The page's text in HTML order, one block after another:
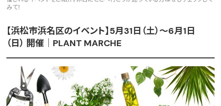
みて！
【浜松市浜名区のイベント】5月31日（土）～6月1日
（日） 開催｜PLANT MARCHE